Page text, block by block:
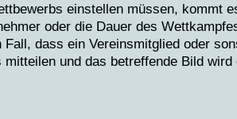
einstellen müssen, kommt
oder die Dauer des
dass ein Vereinsmitglied oder
und das betreffende Bild wird